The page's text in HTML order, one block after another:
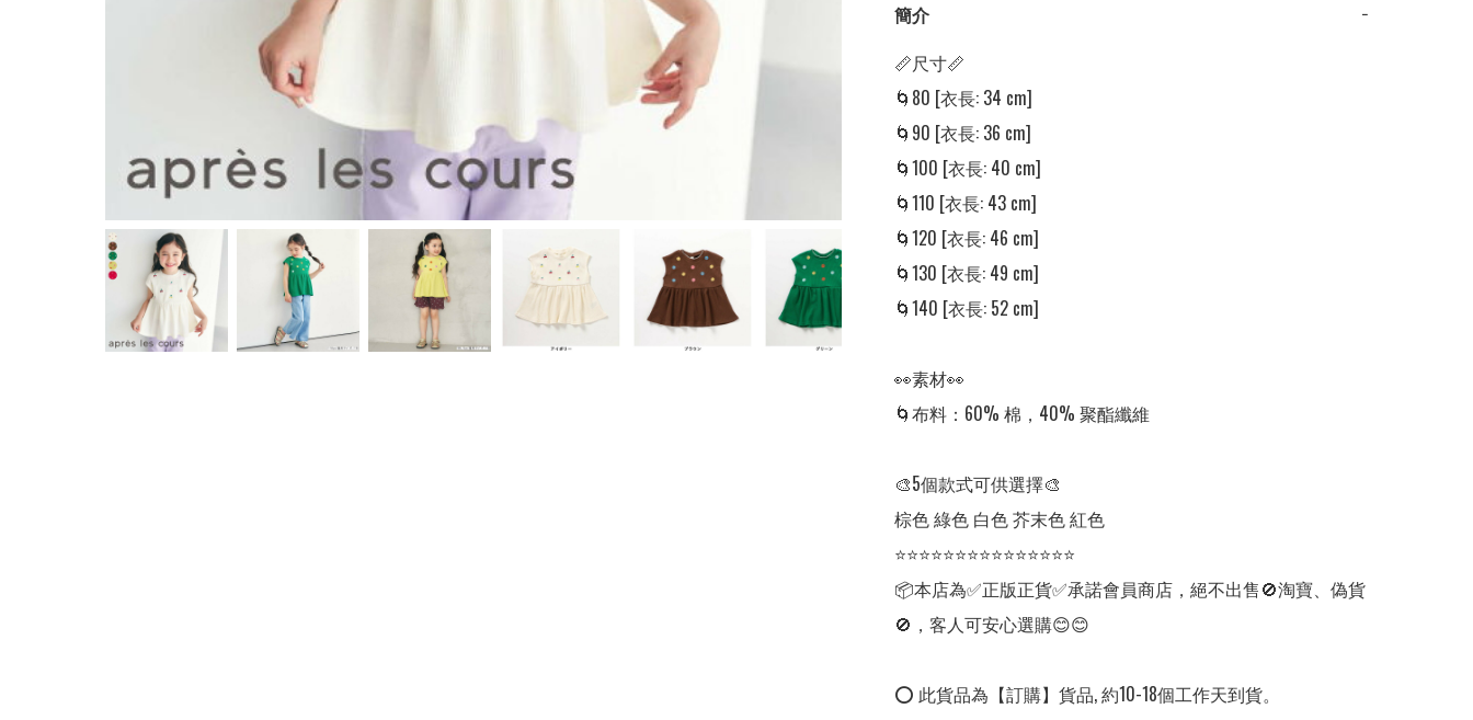
簡介
−
📏尺寸📏
🌀80 [衣長: 34 cm]
🌀90 [衣長: 36 cm]
🌀100 [衣長: 40 cm]
🌀110 [衣長: 43 cm]
🌀120 [衣長: 46 cm]
🌀130 [衣長: 49 cm]
🌀140 [衣長: 52 cm]
👀素材👀
🌀布料：60% 棉，40% 聚酯纖維
🎨5個款式可供選擇🎨
棕色 綠色 白色 芥末色 紅色
⭐⭐⭐⭐⭐⭐⭐⭐⭐⭐⭐⭐⭐⭐⭐
📦本店為✅正版正貨✅承諾會員商店，絕不出售🚫淘寶、偽貨
🚫，客人可安心選購😊😊
⭕ 此貨品為【訂購】貨品, 約10-18個工作天到貨。